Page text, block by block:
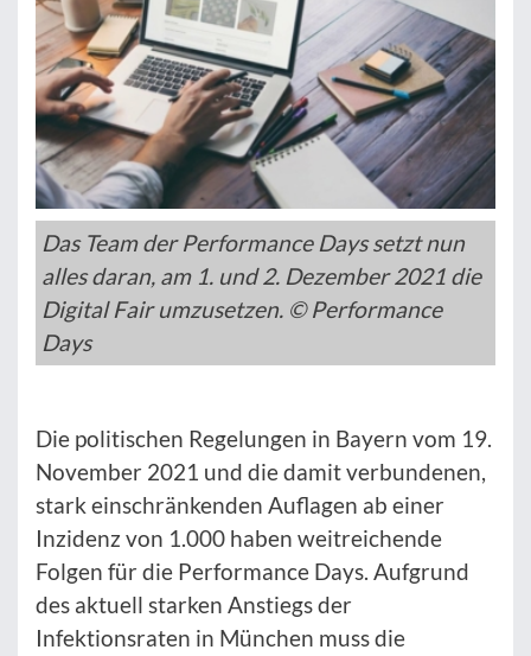
Das Team der Performance Days setzt nun
alles daran, am 1. und 2. Dezember 2021 die
Digital Fair umzusetzen. © Performance
Days
Die politischen Regelungen in Bayern vom 19.
November 2021 und die damit verbundenen,
stark einschränkenden Auflagen ab einer
Inzidenz von 1.000 haben weitreichende
Folgen für die Performance Days. Aufgrund
des aktuell starken Anstiegs der
Infektionsraten in München muss die